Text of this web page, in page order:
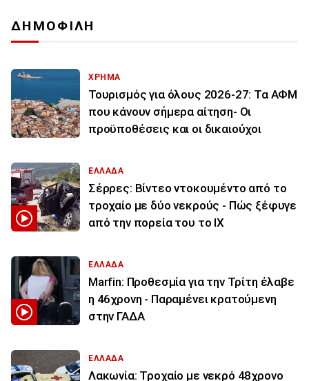
ΔΗΜΟΦΙΛΗ
ΧΡΗΜΑ
Τουρισμός για όλους 2026-27: Τα ΑΦΜ
που κάνουν σήμερα αίτηση- Οι
προϋποθέσεις και οι δικαιούχοι
ΕΛΛΑΔΑ
Σέρρες: Βίντεο ντοκουμέντο από το
τροχαίο με δύο νεκρούς - Πώς ξέφυγε
από την πορεία του το ΙΧ
ΕΛΛΑΔΑ
Marfin: Προθεσμία για την Τρίτη έλαβε
η 46χρονη - Παραμένει κρατούμενη
στην ΓΑΔΑ
ΕΛΛΑΔΑ
Λακωνία: Τροχαίο με νεκρό 48χρονο